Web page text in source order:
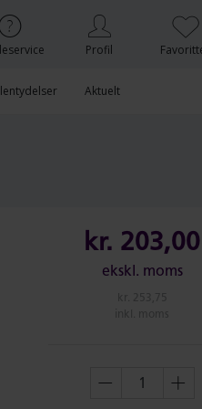
Profil
Aktuelt
kr. 203,00
ekskl. moms